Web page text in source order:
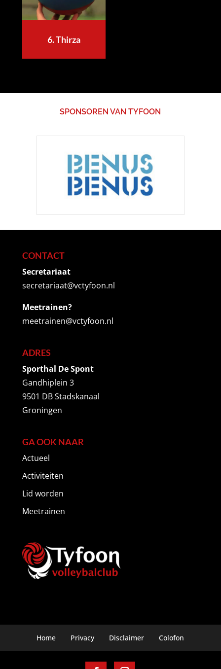
6. Thirza
SPONSOREN VAN TYFOON
CONTACT
Secretariaat
secretariaat@vctyfoon.nl
Meetrainen?
meetrainen@vctyfoon.nl
ADRES
Sporthal De Spont
Gandhiplein 3
9501 DB Stadskanaal
Groningen
GA OOK NAAR
Actueel
Activiteiten
Lid worden
Meetrainen
Home Privacy Disclaimer Colofon